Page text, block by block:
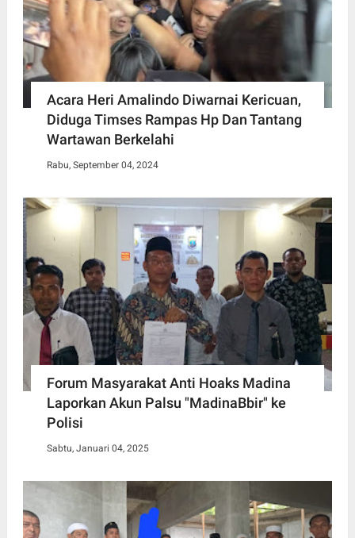
Acara Heri Amalindo Diwarnai Kericuan,
Diduga Timses Rampas Hp Dan Tantang
Wartawan Berkelahi
Rabu, September 04, 2024
Forum Masyarakat Anti Hoaks Madina
Laporkan Akun Palsu "MadinaBbir" ke
Polisi
Sabtu, Januari 04, 2025